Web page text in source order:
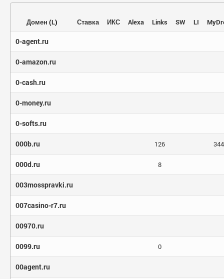
Домен (L) Ставка ИКС Alexa Links SW LI
0-agent.ru
0-amazon.ru
0-cash.ru
0-money.ru
0-softs.ru
000b.ru 126 344
000d.ru 8
003mosspravki.ru
007casino-r7.ru
00970.ru
0099.ru 0
00agent.ru